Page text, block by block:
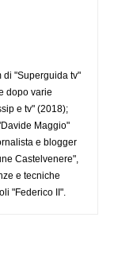
di "Superguida tv"
dopo varie
e tv" (2018);
Maggio"
e blogger
Castelvenere",
e tecniche
"Federico II".